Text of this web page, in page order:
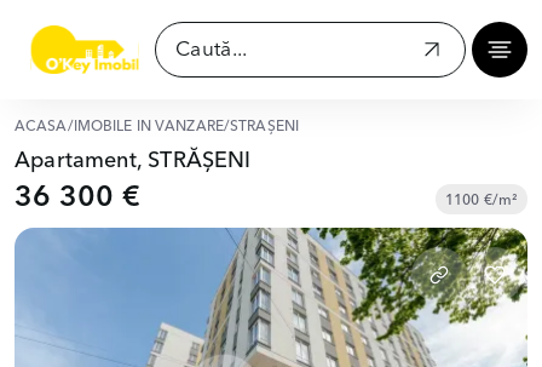
ACASĂ/ IMOBILE ÎN VÂNZARE/STRĂȘENI
Apartament, STRĂȘENI
36 300 € 1100 €/m²